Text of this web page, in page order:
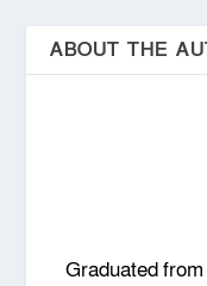
ABOUT THE
Graduated